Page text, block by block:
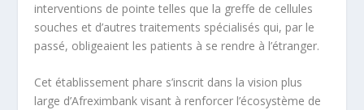
interventions de pointe telles que la greffe de cellules
souches et d’autres traitements spécialisés qui, par le
passé, obligeaient les patients à se rendre à l’étranger.
Cet établissement phare s’inscrit dans la vision plus
large d’Afreximbank visant à renforcer l’écosystème de